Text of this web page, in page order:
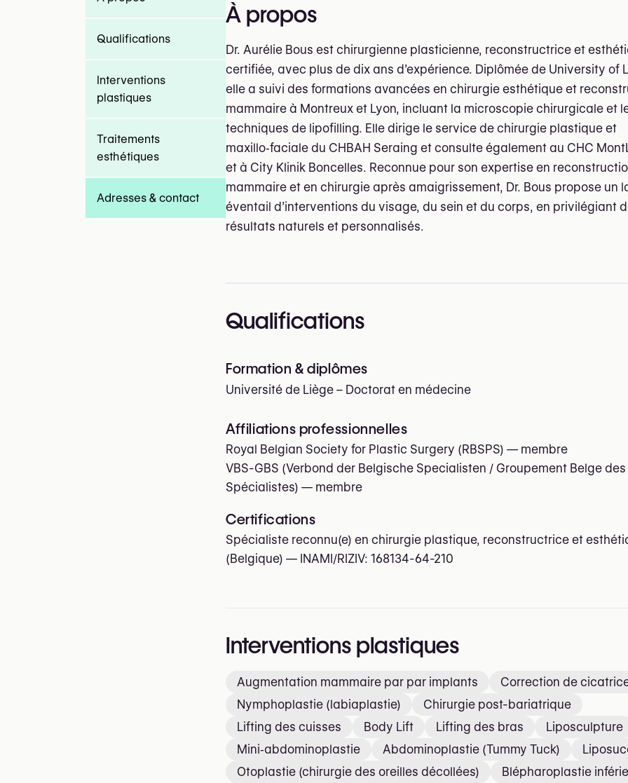
Qualifications
Interventions
plastiques
Traitements
esthétiques
Adresses & contact
À propos
Dr. Aurélie Bous est chirurgienne plasticienne, reconstructrice et
certifiée, avec plus de dix ans d’expérience. Diplômée de University of
elle a suivi des formations avancées en chirurgie esthétique et
mammaire à Montreux et Lyon, incluant la microscopie chirurgicale et
techniques de lipofilling. Elle dirige le service de chirurgie plastique et
maxillo‑faciale du CHBAH Seraing et consulte également au CHC
et à City Klinik Boncelles. Reconnue pour son expertise en
mammaire et en chirurgie après amaigrissement, Dr. Bous propose un
éventail d’interventions du visage, du sein et du corps, en privilégiant
résultats naturels et personnalisés.
Qualifications
Formation & diplômes
Université de Liège – Doctorat en médecine
Affiliations professionnelles
Royal Belgian Society for Plastic Surgery (RBSPS) — membre
VBS-GBS (Verbond der Belgische Specialisten / Groupement Belge des
Spécialistes) — membre
Certifications
Spécialiste reconnu(e) en chirurgie plastique, reconstructrice et
(Belgique) — INAMI/RIZIV: 168134-64-210
Interventions plastiques
Augmentation mammaire par par implants
Correction de
Nymphoplastie (labiaplastie)
Chirurgie post-bariatrique
Lifting des cuisses
Body Lift Lifting des bras
Liposculpture
Mini‑abdominoplastie
Abdominoplastie (Tummy Tuck)
Otoplastie (chirurgie des oreilles décollées)
Blépharoplastie